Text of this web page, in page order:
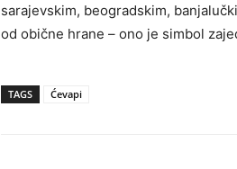
sarajevskim, beogradskim,
od obične hrane – ono je simbol
TAGS Ćevapi